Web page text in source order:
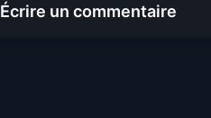
Écrire un commentaire